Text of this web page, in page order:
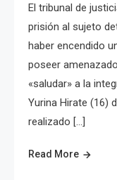
El tribunal de
prisión al sujeto
haber encendido
poseer
«saludar» a la
Yurina Hirate (16)
realizado […]
Read More